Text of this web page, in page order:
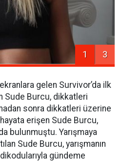
1 3
gelen Survivor’da ilk
Sude Burcu, dikkatleri
sonra dikkatleri üzerine
erişen Sude Burcu,
bulunmuştu. Yarışmaya
Sude Burcu, yarışmanın
gündeme